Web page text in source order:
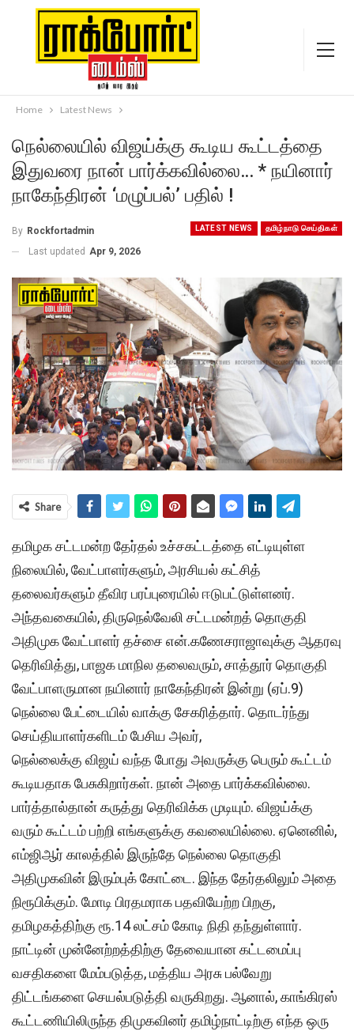
Home Latest News
நெல்லையில் விஜய்க்கு கூடிய கூட்டத்தை
இதுவரை நான் பார்க்கவில்லை… * நயினார்
நாகேந்திரன் ‘மழுப்பல்’ பதில் !
LATEST NEWS தமிழ்நாடு செய்திகள்
By Rockfortadmin
Last updated Apr 9, 2026
Share
தமிழக சட்டமன்ற தேர்தல் உச்சகட்டத்தை எட்டியுள்ள
நிலையில், வேட்பாளர்களும், அரசியல் கட்சித்
தலைவர்களும் தீவிர பரப்புரையில் ஈடுபட்டுள்ளனர்.
அந்தவகையில், திருநெல்வேலி சட்டமன்றத் தொகுதி
அதிமுக வேட்பாளர் தச்சை என்.கணேசராஜாவுக்கு ஆதரவு
தெரிவித்து, பாஜக மாநில தலைவரும், சாத்தூர் தொகுதி
வேட்பாளருமான நயினார் நாகேந்திரன் இன்று (ஏப்.9)
நெல்லை பேட்டையில் வாக்கு சேகரித்தார். தொடர்ந்து
செய்தியாளர்களிடம் பேசிய அவர்,
நெல்லைக்கு விஜய் வந்த போது அவருக்கு பெரும் கூட்டம்
கூடியதாக பேசுகிறார்கள். நான் அதை பார்க்கவில்லை.
பார்த்தால்தான் கருத்து தெரிவிக்க முடியும். விஜய்க்கு
வரும் கூட்டம் பற்றி எங்களுக்கு கவலையில்லை. ஏனெனில்,
எம்ஜிஆர் காலத்தில் இருந்தே நெல்லை தொகுதி
அதிமுகவின் இரும்புக் கோட்டை. இந்த தேர்தலிலும் அதை
நிரூபிக்கும். மோடி பிரதமராக பதவியேற்ற பிறகு,
தமிழகத்திற்கு ரூ.14 லட்சம் கோடி நிதி தந்துள்ளார்.
நாட்டின் முன்னேற்றத்திற்கு தேவையான கட்டமைப்பு
வசதிகளை மேம்படுத்த, மத்திய அரசு பல்வேறு
திட்டங்களை செயல்படுத்தி வருகிறது. ஆனால், காங்கிரஸ்
கூட்டணியிலிருந்த திமுகவினர் தமிழ்நாட்டிற்கு எந்த ஒரு